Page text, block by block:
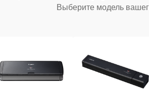
Выберите модель